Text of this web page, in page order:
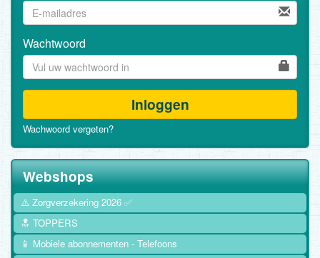
Wachtwoord
Inloggen
Wachwoord vergeten?
Webshops
⚠️ Zorgverzekering 2026 ✅
🔝 TOPPERS
📱 Mobiele abonnementen - Telefoons